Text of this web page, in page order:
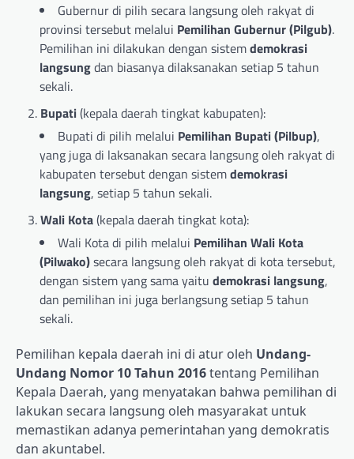
Gubernur di pilih secara langsung oleh rakyat di
provinsi tersebut melalui Pemilihan Gubernur (Pilgub).
Pemilihan ini dilakukan dengan sistemdemokrasi
langsungdan biasanya dilaksanakan setiap 5 tahun
sekali.
Bupati(kepala daerah tingkat kabupaten):
Bupati di pilih melalui Pemilihan Bupati (Pilbup),
yang juga di laksanakan secara langsung oleh rakyat di
kabupaten tersebut dengan sistemdemokrasi
langsung, setiap 5 tahun sekali.
Wali Kota(kepala daerah tingkat kota):
Wali Kota di pilih melalui Pemilihan Wali Kota
(Pilwako)secara langsung oleh rakyat di kota tersebut,
dengan sistem yang sama yaitu demokrasi langsung,
dan pemilihan ini juga berlangsung setiap 5 tahun
sekali.
Pemilihan kepala daerah ini di atur oleh Undang-
Undang Nomor 10 Tahun 2016tentang Pemilihan
Kepala Daerah, yang menyatakan bahwa pemilihan di
lakukan secara langsung oleh masyarakat untuk
memastikan adanya pemerintahan yang demokratis
dan akuntabel.